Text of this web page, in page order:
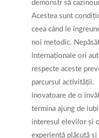
demonstr să
Acestea sunt
ceea când le
noi metodic.
internaționale ori
respecte aceste
parcursul activității.
inovatoare de o
termina ajung de
interesul elevilor și
experiență plăcută și